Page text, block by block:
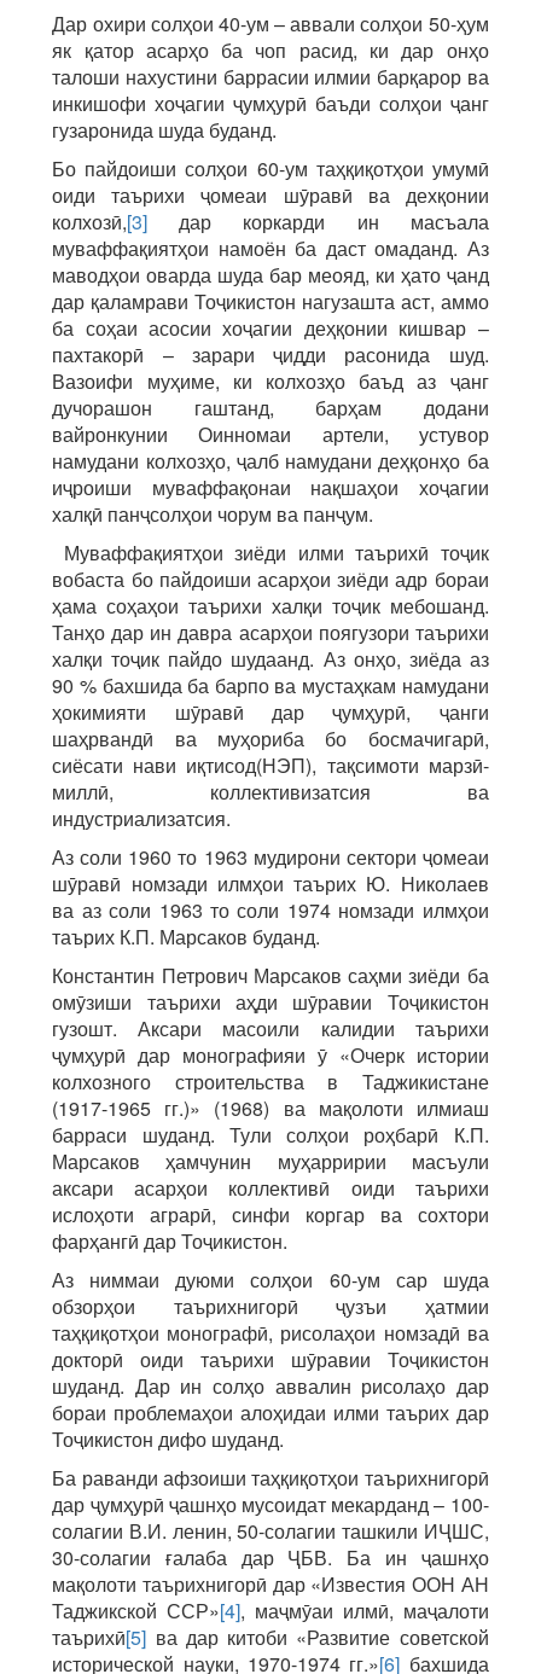
Дар охири солҳои 40-ум – аввали солҳои 50-ҳум
як қатор асарҳо ба чоп расид, ки дар онҳо
талоши нахустини баррасии илмии барқарор ва
инкишофи хоҷагии ҷумҳурӣ баъди солҳои ҷанг
гузаронида шуда буданд.
Бо пайдоиши солҳои 60-ум таҳқиқотҳои умумӣ
оиди таърихи ҷомеаи шӯравӣ ва дехқонии
колхозӣ,[3] дар коркарди ин масъала
муваффақиятҳои намоён ба даст омаданд. Аз
маводҳои оварда шуда бар меояд, ки ҳато ҷанд
дар қаламрави Тоҷикистон нагузашта аст, аммо
ба соҳаи асосии хоҷагии деҳқонии кишвар –
пахтакорӣ – зарари ҷидди расонида шуд.
Вазоифи муҳиме, ки колхозҳо баъд аз ҷанг
дучорашон гаштанд, барҳам додани
вайронкунии Оинномаи артели, устувор
намудани колхозҳо, ҷалб намудани деҳқонҳо ба
иҷроиши муваффақонаи нақшаҳои хоҷагии
халқӣ панҷсолҳои чорум ва панҷум.
Муваффақиятҳои зиёди илми таърихӣ тоҷик
вобаста бо пайдоиши асарҳои зиёди адр бораи
ҳама соҳаҳои таърихи халқи тоҷик мебошанд.
Танҳо дар ин давра асарҳои поягузори таърихи
халқи тоҷик пайдо шудаанд. Аз онҳо, зиёда аз
90 % бахшида ба барпо ва мустаҳкам намудани
ҳокимияти шӯравӣ дар ҷумҳурӣ, ҷанги
шаҳрвандӣ ва муҳориба бо босмачигарӣ,
сиёсати нави иқтисод(НЭП), тақсимоти марзӣ-
миллӣ, коллективизатсия ва
индустриализатсия.
Аз соли 1960 то 1963 мудирони сектори ҷомеаи
шӯравӣ номзади илмҳои таърих Ю. Николаев
ва аз соли 1963 то соли 1974 номзади илмҳои
таърих К.П. Марсаков буданд.
Константин Петрович Марсаков саҳми зиёди ба
омӯзиши таърихи аҳди шӯравии Тоҷикистон
гузошт. Аксари масоили калидии таърихи
ҷумҳурӣ дар монографияи ӯ «Очерк истории
колхозного строительства в Таджикистане
(1917-1965 гг.)» (1968) ва мақолоти илмиаш
барраси шуданд. Тули солҳои роҳбарӣ К.П.
Марсаков ҳамчунин муҳарририи масъули
аксари асарҳои коллективӣ оиди таърихи
ислоҳоти аграрӣ, синфи коргар ва сохтори
фарҳангӣ дар Тоҷикистон.
Аз ниммаи дуюми солҳои 60-ум сар шуда
обзорҳои таърихнигорӣ ҷузъи ҳатмии
таҳқиқотҳои монографӣ, рисолаҳои номзадӣ ва
докторӣ оиди таърихи шӯравии Тоҷикистон
шуданд. Дар ин солҳо аввалин рисолаҳо дар
бораи проблемаҳои алоҳидаи илми таърих дар
Тоҷикистон дифо шуданд.
Ба раванди афзоиши таҳқиқотҳои таърихнигорӣ
дар ҷумҳурӣ ҷашнҳо мусоидат мекарданд – 100-
солагии В.И. ленин, 50-солагии ташкили ИҶШС,
30-солагии ғалаба дар ҶБВ. Ба ин ҷашнҳо
мақолоти таърихнигорӣ дар «Известия ООН АН
Таджикской ССР»[4], маҷмӯаи илмӣ, маҷалоти
таърихӣ[5] ва дар китоби «Развитие советской
исторической науки, 1970-1974 гг.»[6] бахшида